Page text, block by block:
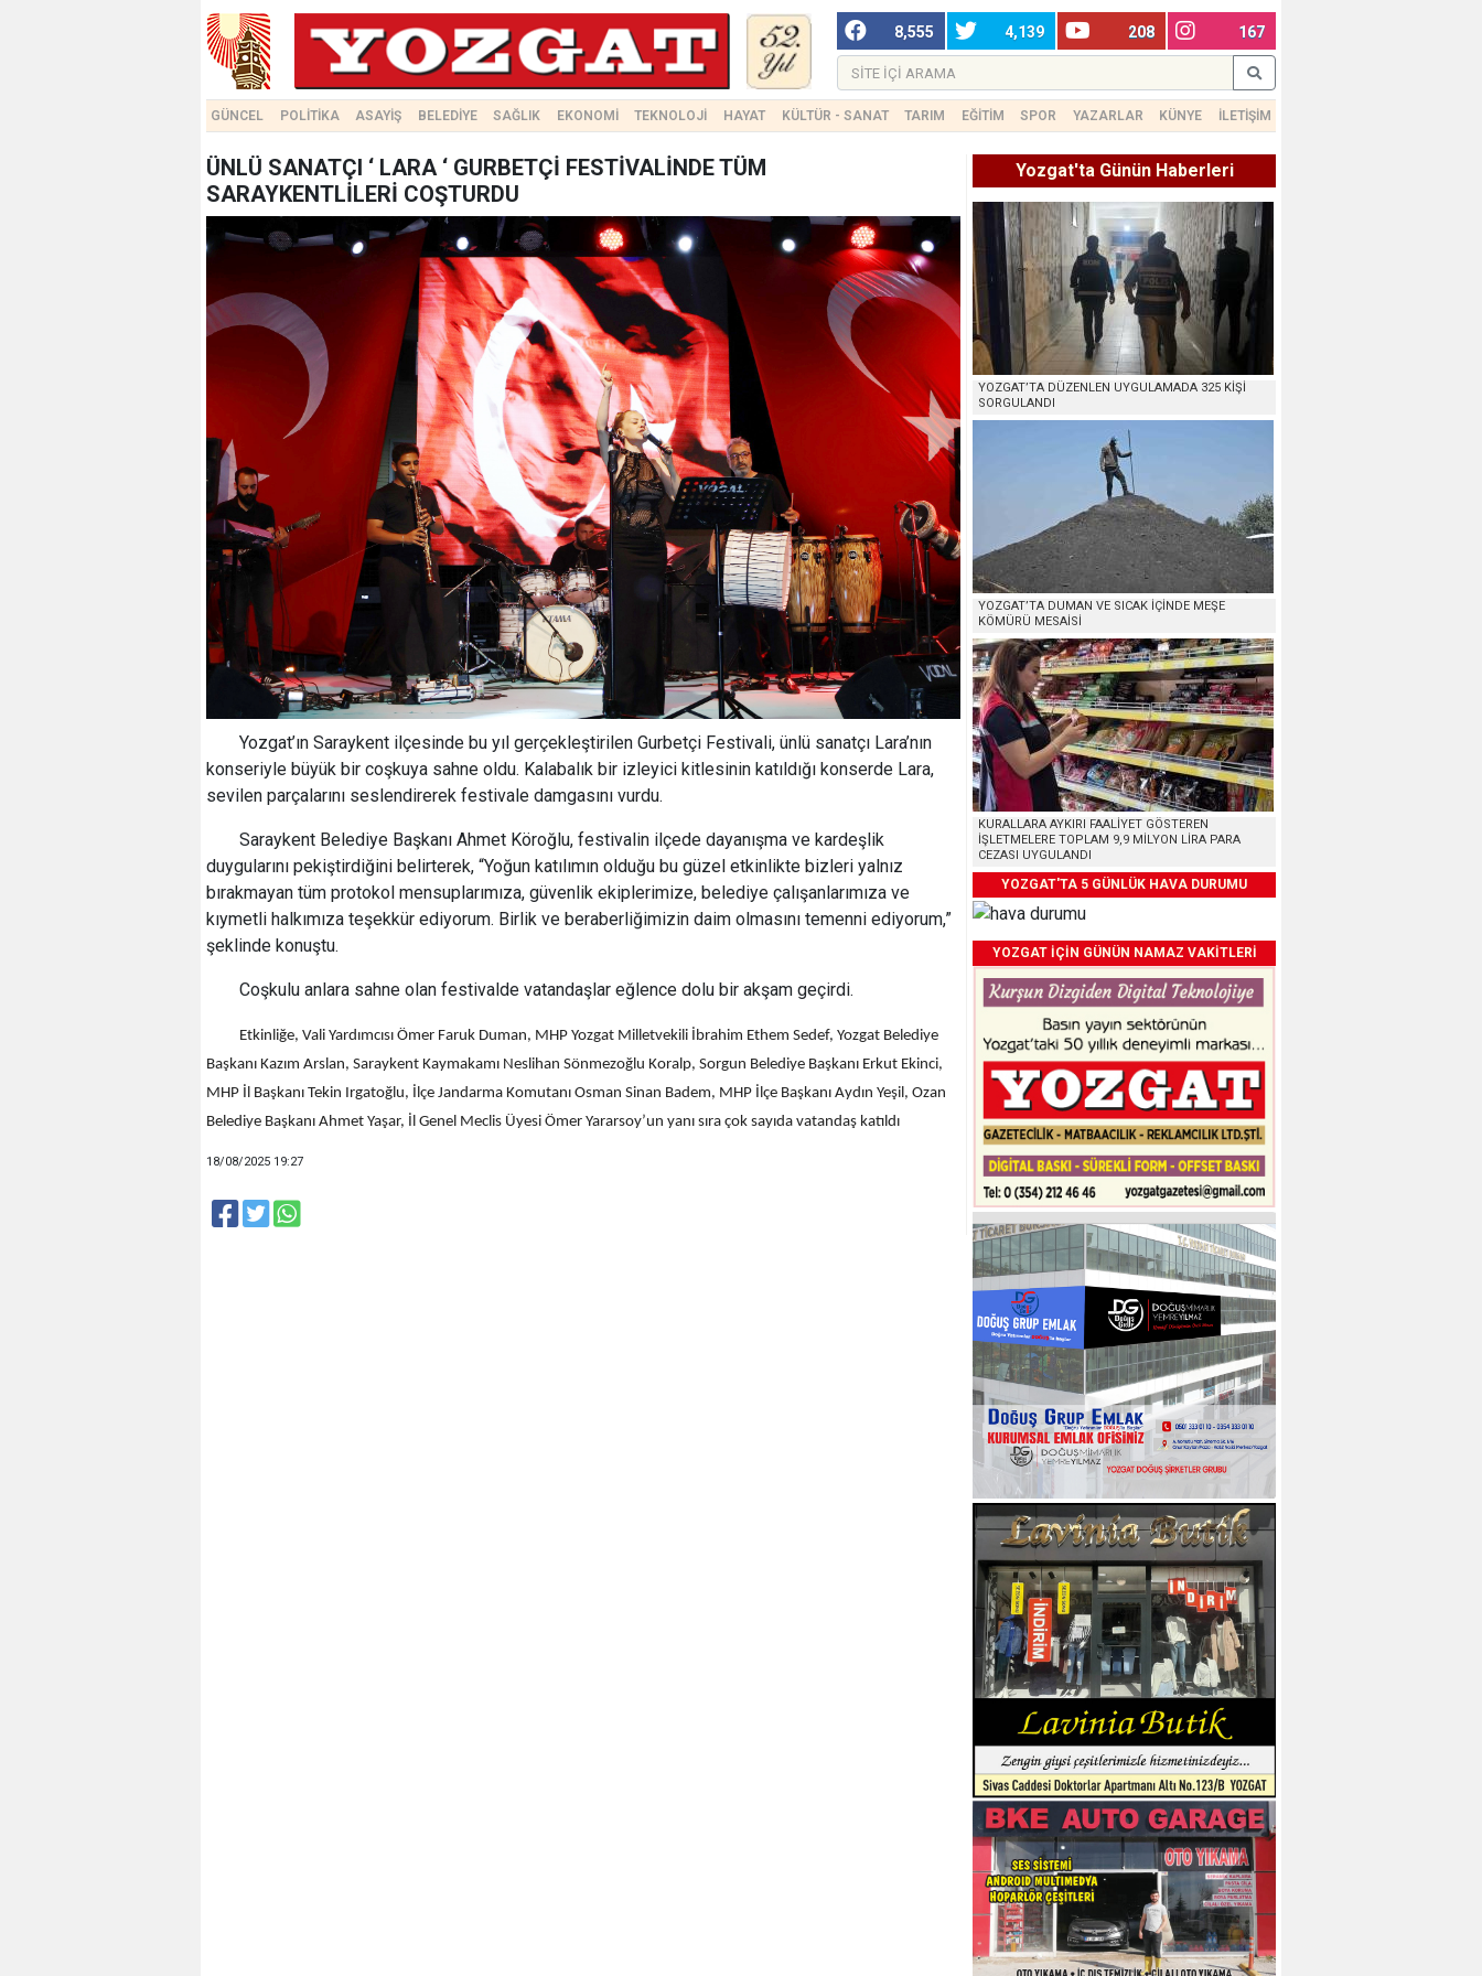
8,555 4,139 208 167
GÜNCEL POLİTİKA ASAYİŞ BELEDİYE SAĞLIK EKONOMİ TEKNOLOJİ HAYAT KÜLTÜR - SANAT TARIM EĞİTİM SPOR YAZARLAR KÜNYE İLETİŞİM
ÜNLÜ SANATÇI ‘ LARA ‘ GURBETÇİ FESTİVALİNDE TÜM
SARAYKENTLİLERİ COŞTURDU
Yozgat’ın Saraykent ilçesinde bu yıl gerçekleştirilen Gurbetçi Festivali, ünlü sanatçı Lara’nın
konseriyle büyük bir coşkuya sahne oldu. Kalabalık bir izleyici kitlesinin katıldığı konserde Lara,
sevilen parçalarını seslendirerek festivale damgasını vurdu.
Saraykent Belediye Başkanı Ahmet Köroğlu, festivalin ilçede dayanışma ve kardeşlik
duygularını pekiştirdiğini belirterek, “Yoğun katılımın olduğu bu güzel etkinlikte bizleri yalnız
bırakmayan tüm protokol mensuplarımıza, güvenlik ekiplerimize, belediye çalışanlarımıza ve
kıymetli halkımıza teşekkür ediyorum. Birlik ve beraberliğimizin daim olmasını temenni ediyorum,”
şeklinde konuştu.
Coşkulu anlara sahne olan festivalde vatandaşlar eğlence dolu bir akşam geçirdi.
Etkinliğe, Vali Yardımcısı Ömer Faruk Duman, MHP Yozgat Milletvekili İbrahim Ethem Sedef, Yozgat Belediye
Başkanı Kazım Arslan, Saraykent Kaymakamı Neslihan Sönmezoğlu Koralp, Sorgun Belediye Başkanı Erkut Ekinci,
MHP İl Başkanı Tekin Irgatoğlu, İlçe Jandarma Komutanı Osman Sinan Badem, MHP İlçe Başkanı Aydın Yeşil, Ozan
Belediye Başkanı Ahmet Yaşar, İl Genel Meclis Üyesi Ömer Yararsoy’un yanı sıra çok sayıda vatandaş katıldı
18/08/2025 19:27
Yozgat'ta Günün Haberleri
YOZGAT’TA DÜZENLEN UYGULAMADA 325 KİŞİ
SORGULANDI
YOZGAT’TA DUMAN VE SICAK İÇİNDE MEŞE
KÖMÜRÜ MESAİSİ
KURALLARA AYKIRI FAALİYET GÖSTEREN
İŞLETMELERE TOPLAM 9,9 MİLYON LİRA PARA
CEZASI UYGULANDI
YOZGAT'TA 5 GÜNLÜK HAVA DURUMU
YOZGAT İÇİN GÜNÜN NAMAZ VAKİTLERİ